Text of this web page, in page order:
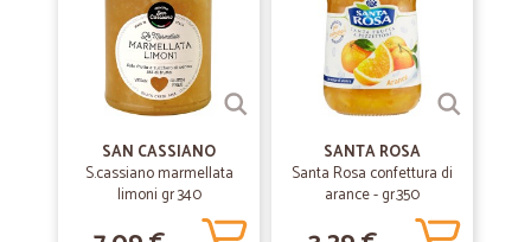
SAN CASSIANO
S.cassiano marmellata
limoni gr 340
SANTA ROSA
Santa Rosa confettura di
arance - gr.350